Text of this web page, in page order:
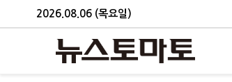
2026.08.06 (목요일)